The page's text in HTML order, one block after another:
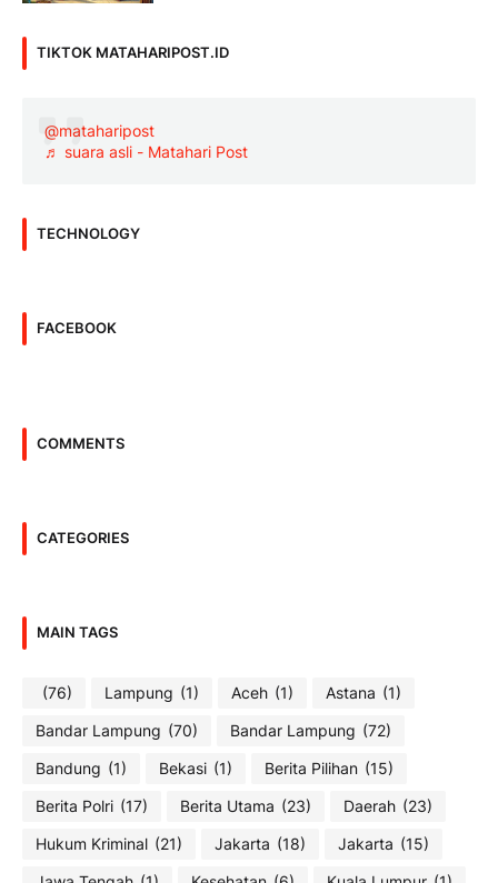
TIKTOK MATAHARIPOST.ID
@mataharipost
♬ suara asli - Matahari Post
TECHNOLOGY
FACEBOOK
COMMENTS
CATEGORIES
MAIN TAGS
(76) Lampung (1) Aceh (1) Astana (1)
Bandar Lampung (70) Bandar Lampung (72)
Bandung (1) Bekasi (1) Berita Pilihan (15)
Berita Polri (17) Berita Utama (23) Daerah (23)
Hukum Kriminal (21) Jakarta (18) Jakarta (15)